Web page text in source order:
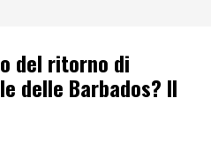
del ritorno di
delle Barbados? Il